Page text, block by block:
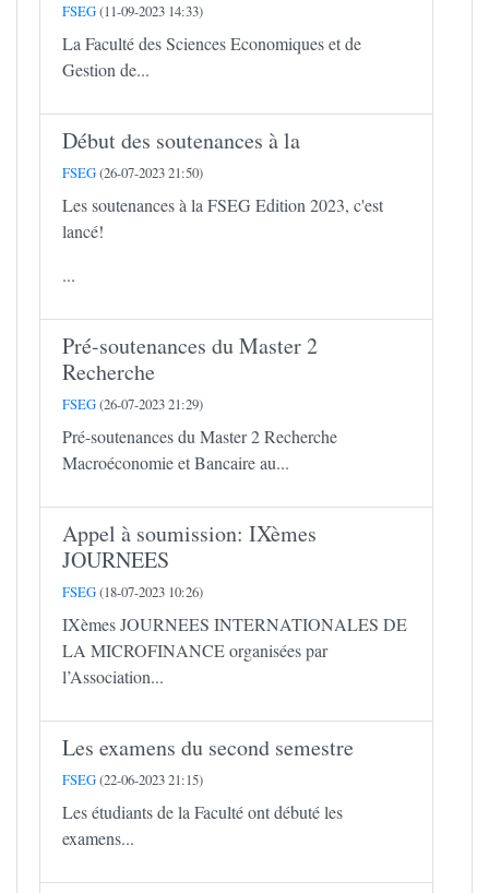
FSEG(11-09-2023 14:33)
La Faculté des Sciences Economiques et de
Gestion de...
Début des soutenances à la
FSEG(26-07-2023 21:50)
Les soutenances à la FSEG Edition 2023, c'est
lancé!
...
Pré-soutenances du Master 2
Recherche
FSEG(26-07-2023 21:29)
Pré-soutenances du Master 2 Recherche
Macroéconomie et Bancaire au...
Appel à soumission: IXèmes
JOURNEES
FSEG(18-07-2023 10:26)
IXèmes JOURNEES INTERNATIONALES DE
LA MICROFINANCE organisées par
l’Association...
Les examens du second semestre
FSEG(22-06-2023 21:15)
Les étudiants de la Faculté ont débuté les
examens...